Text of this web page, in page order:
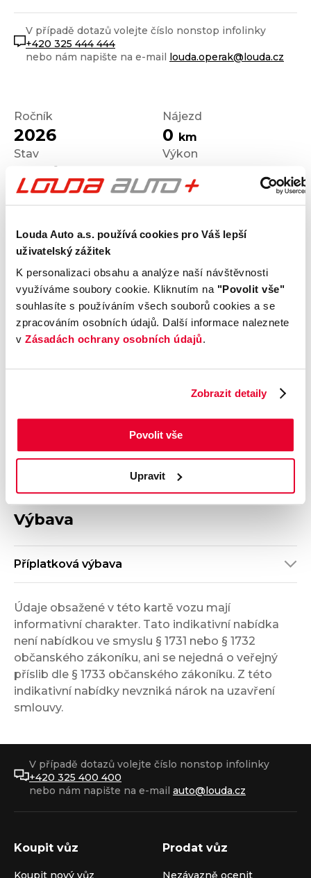
Louda Auto a.s. používá cookies pro Váš lepší
uživatelský zážitek
K personalizaci obsahu a analýze naší návštěvnosti
využíváme soubory cookie. Kliknutím na "Povolit vše"
souhlasíte s používáním všech souborů cookies a se
zpracováním osobních údajů. Další informace naleznete
v Zásadách ochrany osobních údajů.
Zobrazit detaily
Povolit vše
Upravit
Ročník
2026
Nájezd
0 km
Stav
Nové
Výkon
Palivo
Benzín
Převodovka
Manuální
Výrobce
Škoda
Model
SCALA
Výbava
Karoserie
Hatchback
1.0 TSI
spotřeba
Černá
Velikost disků kol
Odpočet DPH
S odpočtem DPH
Termín dodání
Objednávací kód
Výbava
Příplatková výbava
Údaje obsažené v této kartě vozu mají
informativní charakter. Tato indikativní nabídka
není nabídkou ve smyslu § 1731 nebo § 1732
občanského zákoníku, ani se nejedná o veřejný
příslib dle § 1733 občanského zákoníku. Z této
indikativní nabídky nevzniká nárok na uzavření
smlouvy.
V případě dotazů volejte číslo nonstop infolinky
+420 325 444 444
nebo nám napište na e-mail louda.operak@louda.cz
V případě dotazů volejte číslo nonstop infolinky
+420 325 400 400
nebo nám napište na e-mail auto@louda.cz
Koupit vůz
Koupit nový vůz
Prodat vůz
Nezávazně ocenit